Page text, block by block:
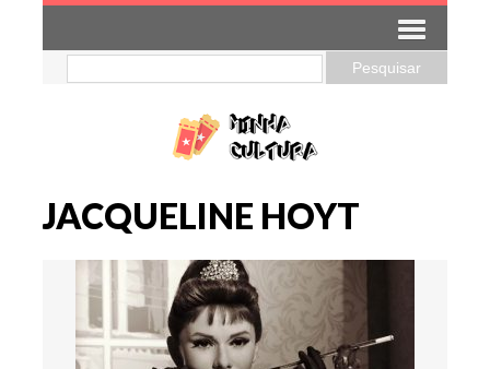
JACQUELINE HOYT